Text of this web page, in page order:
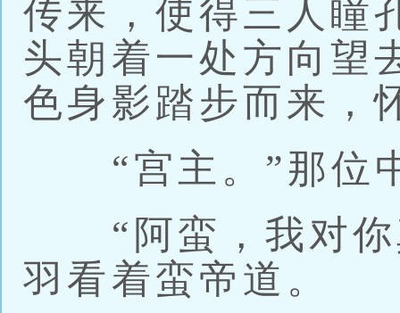
传来，使得三人瞳
头朝着一处方向望
色身影踏步而来，
“宫主。”那位
“阿蛮，我对你
羽看着蛮帝道。